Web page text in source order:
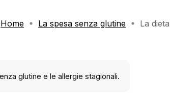
Home La spesa senza glutine La